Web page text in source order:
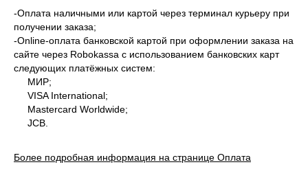
-Оплата наличными или картой через терминал курьеру при
получении заказа;
-Оnline-оплата банковской картой при оформлении заказа на
сайте через Robokassa с использованием банковских карт
следующих платёжных систем:
МИР;
VISA International;
Mastercard Worldwide;
JCB.
Более подробная информация на странице Оплата